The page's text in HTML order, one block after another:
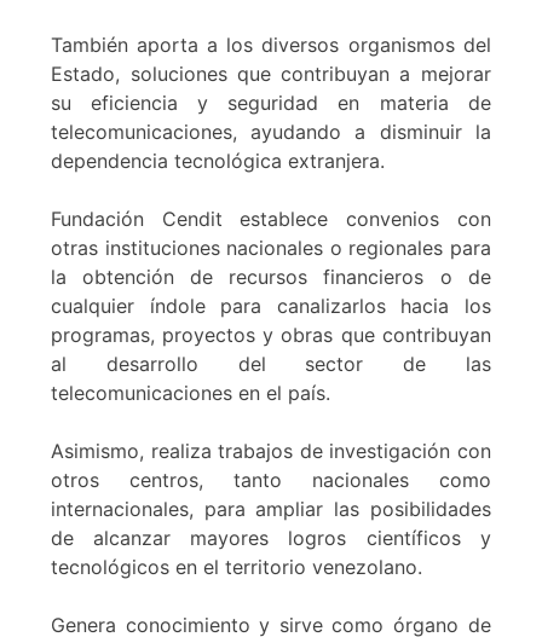
También aporta a los diversos organismos del
Estado, soluciones que contribuyan a mejorar
su eficiencia y seguridad en materia de
telecomunicaciones, ayudando a disminuir la
dependencia tecnológica extranjera.
Fundación Cendit establece convenios con
otras instituciones nacionales o regionales para
la obtención de recursos financieros o de
cualquier índole para canalizarlos hacia los
programas, proyectos y obras que contribuyan
al desarrollo del sector de las
telecomunicaciones en el país.
Asimismo, realiza trabajos de investigación con
otros centros, tanto nacionales como
internacionales, para ampliar las posibilidades
de alcanzar mayores logros científicos y
tecnológicos en el territorio venezolano.
Genera conocimiento y sirve como órgano de